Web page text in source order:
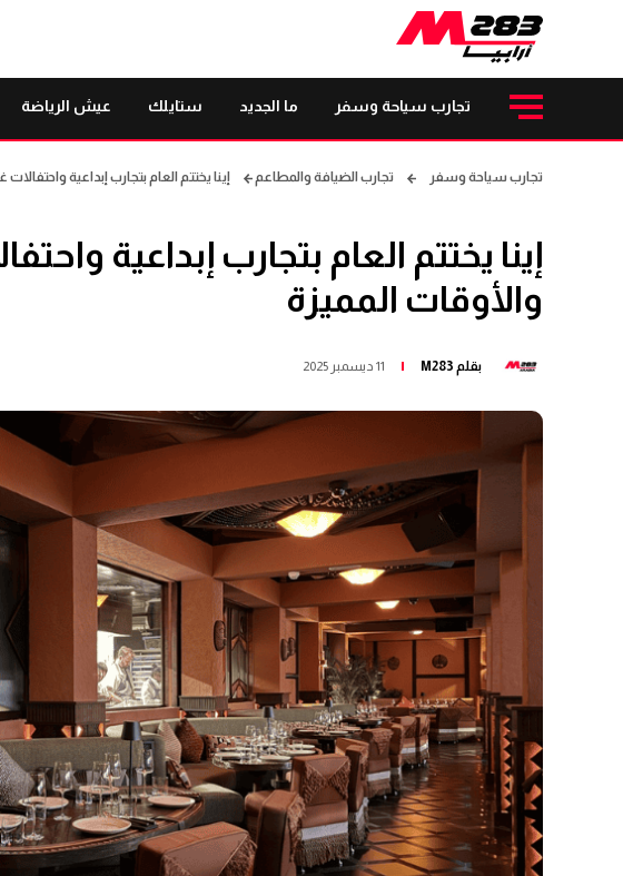
تجارب سياحة وسفر ما الجديد ستايلك عيش الرياضة
تجارب سياحة وسفر تجارب الضيافة والمطاعم إينا يختتم العام بتجارب إبداعية
إينا يختتم العام بتجارب إبداعية
والأوقات المميزة
بقلم M283 11 ديسمبر 2025